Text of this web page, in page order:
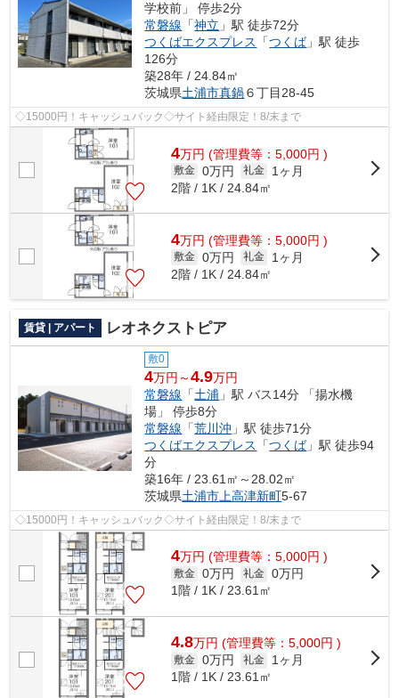
学校前」 停歩2分
常磐線 「神立 」駅 徒歩72分
つくばエクスプレス
「つくば」駅 徒歩
126分
築28年 / 24.84㎡
茨城県土浦市真鍋６丁目28-45
◇15000円！キャッシュバック◇サイト経由限定！8/末まで
4万円 (管理費等：5,000円 )
敷金 0万円 礼金
1ヶ月
2階 / 1K / 24.84㎡
4万円 (管理費等：5,000円 )
敷金 0万円 礼金
1ヶ月
2階 / 1K / 24.84㎡
賃貸 | アパート レオネクストピア
敷0
4万円～4.9万円
常磐線 「土浦 」駅 バス14分 「揚水機
場」 停歩8分
常磐線 「荒川沖 」駅 徒歩71分
つくばエクスプレス
「つくば」駅 徒歩94
分
築16年 / 23.61㎡～28.02㎡
茨城県土浦市 上高津新町5-67
◇15000円！キャッシュバック◇サイト経由限定！8/末まで
4万円 (管理費等：5,000円 )
敷金 0万円 礼金 0万円
1階 / 1K / 23.61㎡
4.8万円 (管理費等：5,000円 )
敷金 0万円 礼金
1ヶ月
1階 / 1K / 23.61㎡